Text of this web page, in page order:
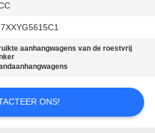
aanhangwagens van de roestvrij
ONS!